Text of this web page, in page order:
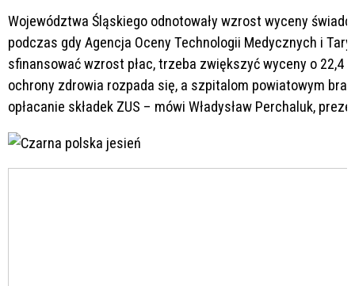
Województwa Śląskiego odnotowały wzrost wyceny
podczas gdy Agencja Oceny Technologii Medycznych i
sfinansować wzrost płac, trzeba zwiększyć wyceny o 22,4
ochrony zdrowia rozpada się, a szpitalom powiatowym
opłacanie składek ZUS – mówi Władysław Perchaluk,